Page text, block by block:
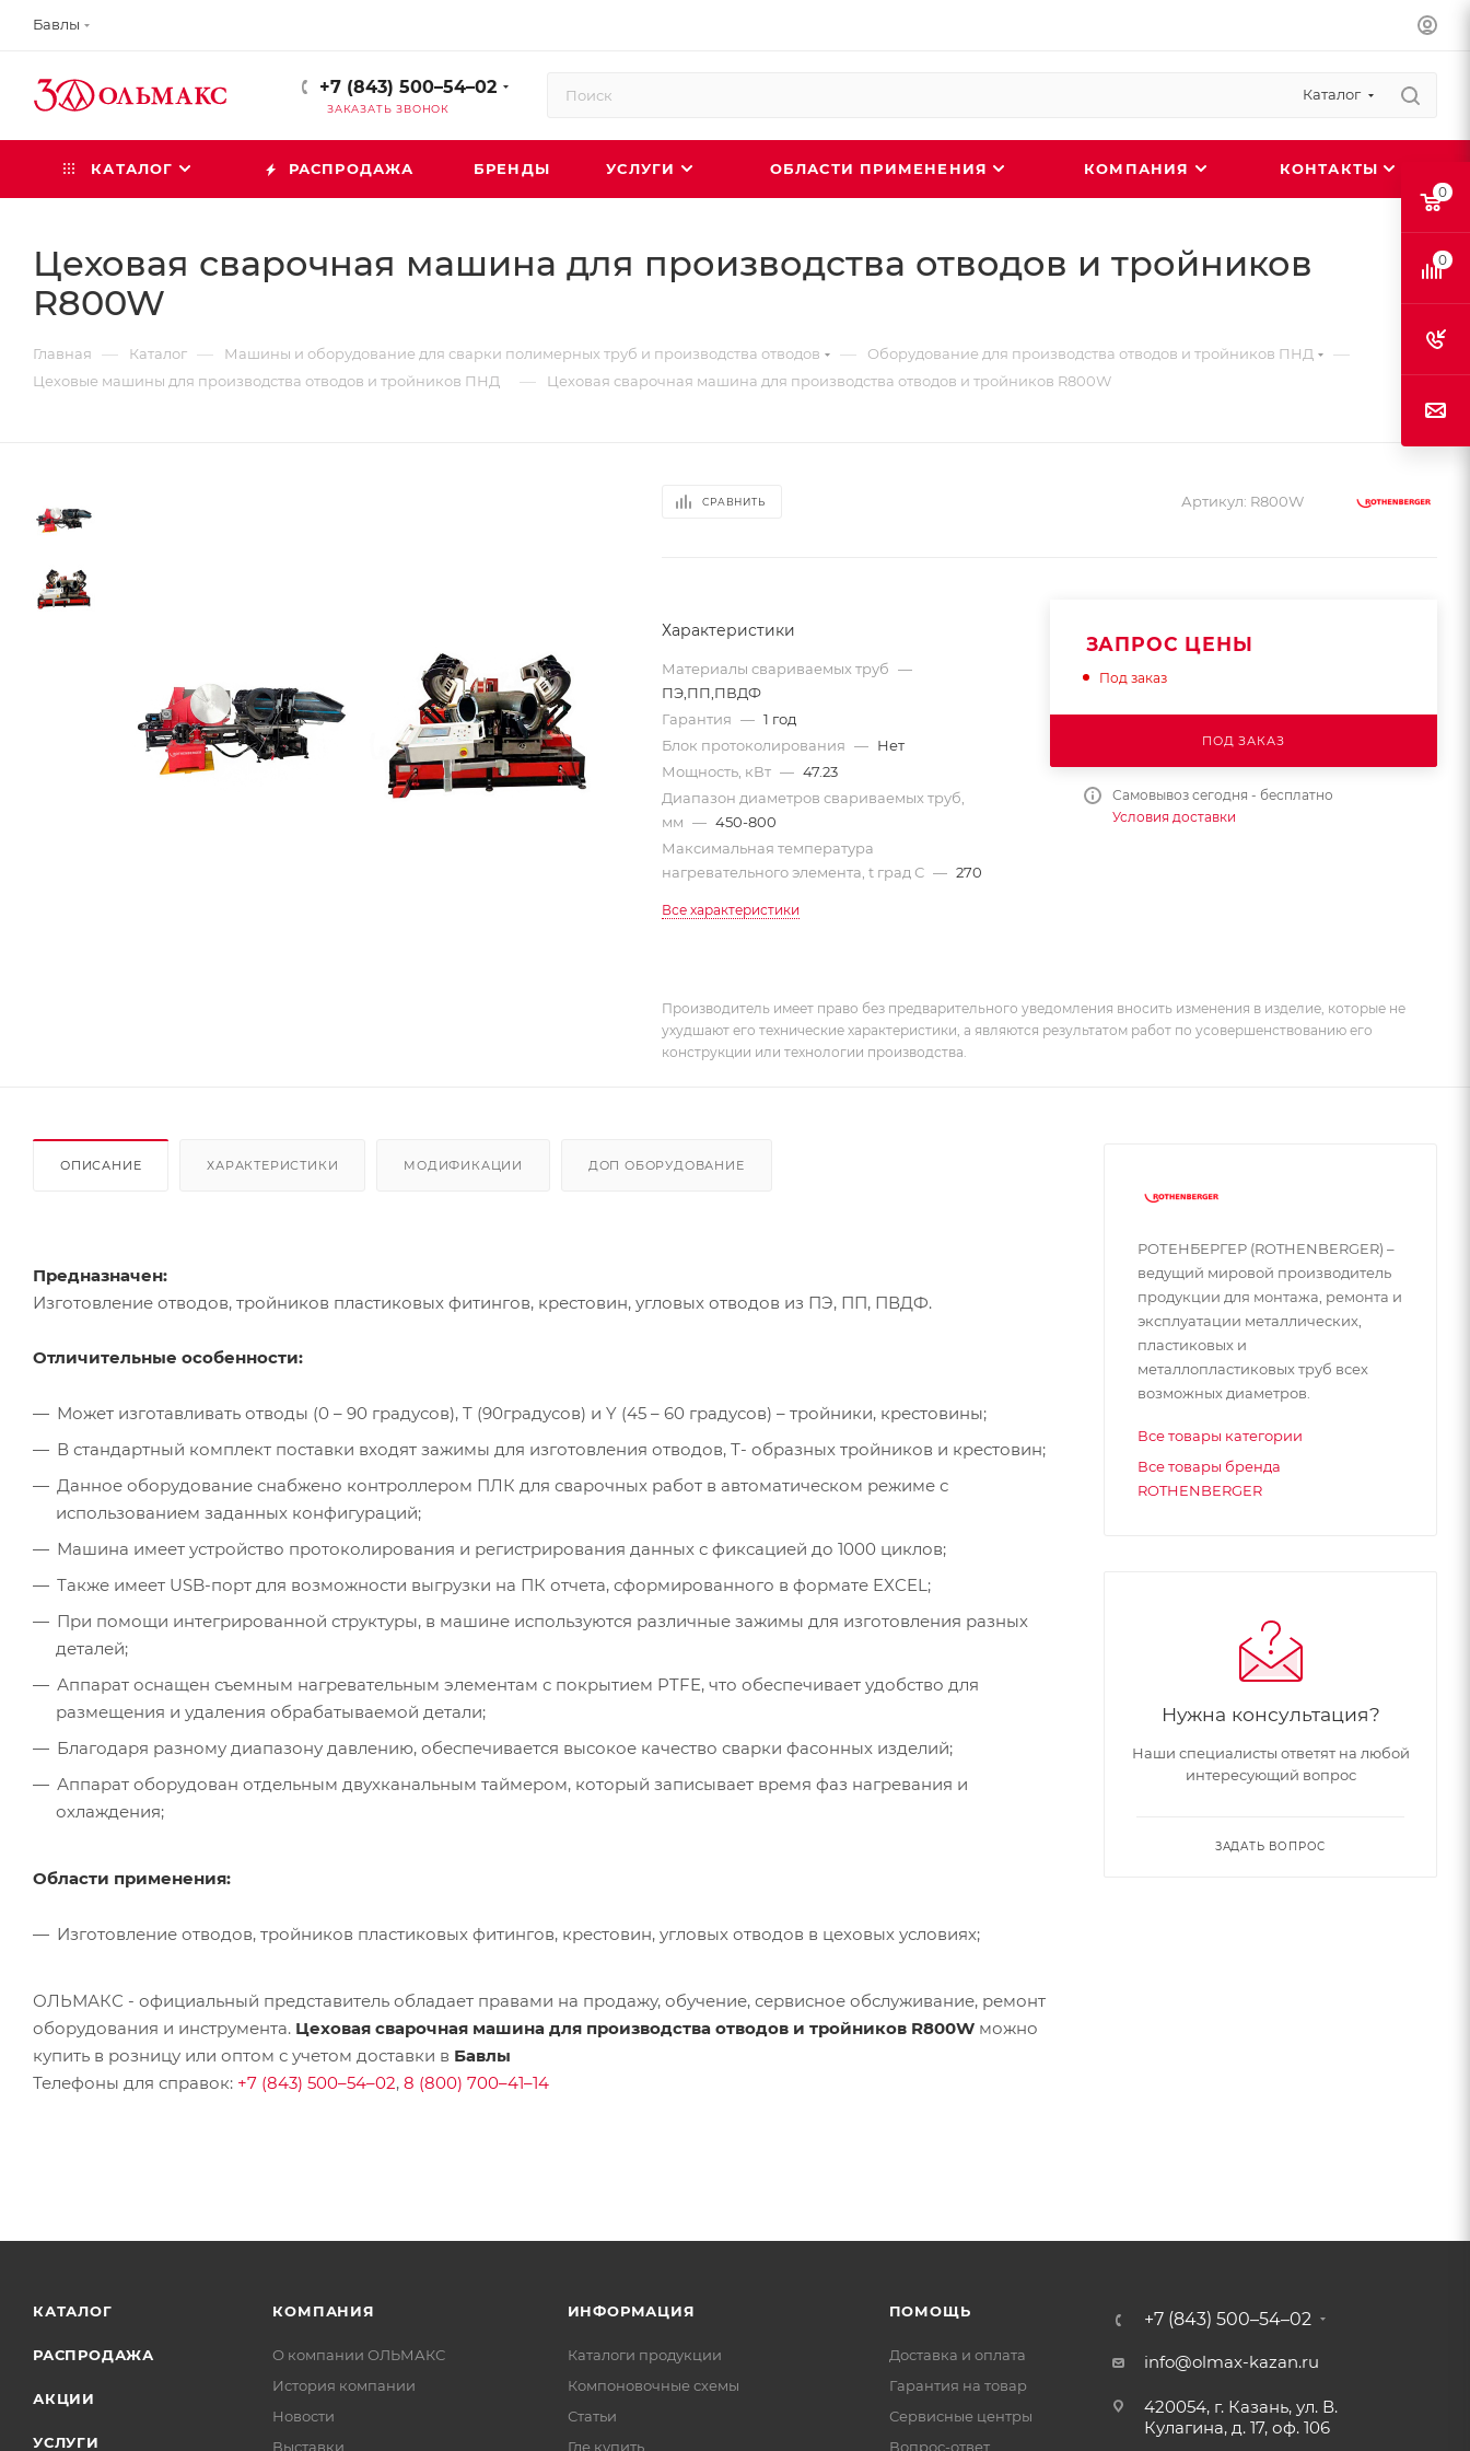
Бавлы
+7 (843) 500–54–02
ЗАКАЗАТЬ ЗВОНОК
Каталог
КАТАЛОГ РАСПРОДАЖА БРЕНДЫ УСЛУГИ ОБЛАСТИ ПРИМЕНЕНИЯ КОМПАНИЯ КОНТАКТЫ
Цеховая сварочная машина для производства отводов и тройников
R800W
Главная — Каталог — Машины и оборудование для сварки полимерных труб и производства отводов — Оборудование для производства отводов и тройников ПНД —
Цеховые машины для производства отводов и тройников ПНД — Цеховая сварочная машина для производства отводов и тройников R800W
СРАВНИТЬ Артикул: R800W
Характеристики
Материалы свариваемых труб —
ПЭ,ПП,ПВДФ
Гарантия — 1 год
Блок протоколирования — Нет
Мощность, кВт — 47.23
Диапазон диаметров свариваемых труб,
мм — 450-800
Максимальная температура
нагревательного элемента, t град С — 270
Все характеристики
ЗАПРОС ЦЕНЫ
Под заказ
ПОД ЗАКАЗ
Самовывоз сегодня - бесплатно
Условия доставки
Производитель имеет право без предварительного уведомления вносить изменения в изделие, которые не
ухудшают его технические характеристики, а являются результатом работ по усовершенствованию его
конструкции или технологии производства.
ОПИСАНИЕ ХАРАКТЕРИСТИКИ МОДИФИКАЦИИ ДОП ОБОРУДОВАНИЕ
Предназначен:
Изготовление отводов, тройников пластиковых фитингов, крестовин, угловых отводов из ПЭ, ПП, ПВДФ.
Отличительные особенности:
Может изготавливать отводы (0 – 90 градусов), T (90градусов) и Y (45 – 60 градусов) – тройники, крестовины;
В стандартный комплект поставки входят зажимы для изготовления отводов, Т- образных тройников и крестовин;
Данное оборудование снабжено контроллером ПЛК для сварочных работ в автоматическом режиме с
использованием заданных конфигураций;
Машина имеет устройство протоколирования и регистрирования данных с фиксацией до 1000 циклов;
Также имеет USB-порт для возможности выгрузки на ПК отчета, сформированного в формате EXCEL;
При помощи интегрированной структуры, в машине используются различные зажимы для изготовления разных
деталей;
Аппарат оснащен съемным нагревательным элементам с покрытием PTFE, что обеспечивает удобство для
размещения и удаления обрабатываемой детали;
Благодаря разному диапазону давлению, обеспечивается высокое качество сварки фасонных изделий;
Аппарат оборудован отдельным двухканальным таймером, который записывает время фаз нагревания и
охлаждения;
Области применения:
Изготовление отводов, тройников пластиковых фитингов, крестовин, угловых отводов в цеховых условиях;
ОЛЬМАКС - официальный представитель обладает правами на продажу, обучение, сервисное обслуживание, ремонт
оборудования и инструмента. Цеховая сварочная машина для производства отводов и тройников R800W можно
купить в розницу или оптом с учетом доставки в Бавлы
Телефоны для справок: +7 (843) 500–54–02, 8 (800) 700–41–14
РОТЕНБЕРГЕР (ROTHENBERGER) –
ведущий мировой производитель
продукции для монтажа, ремонта и
эксплуатации металлических,
пластиковых и
металлопластиковых труб всех
возможных диаметров.
Все товары категории
Все товары бренда
ROTHENBERGER
Нужна консультация?
Наши специалисты ответят на любой
интересующий вопрос
ЗАДАТЬ ВОПРОС
КАТАЛОГ
РАСПРОДАЖА
АКЦИИ
УСЛУГИ
КОМПАНИЯ
О компании ОЛЬМАКС
История компании
Новости
Выставки
ИНФОРМАЦИЯ
Каталоги продукции
Компоновочные схемы
Статьи
Где купить
ПОМОЩЬ
Доставка и оплата
Гарантия на товар
Сервисные центры
Вопрос-ответ
+7 (843) 500–54–02
info@olmax-kazan.ru
420054, г. Казань, ул. В.
Кулагина, д. 17, оф. 106
0
0